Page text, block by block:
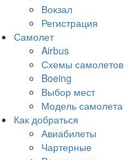
Вокзал
Регистрация
Самолет
Airbus
Схемы самолетов
Boeing
Выбор мест
Модель самолета
Как добраться
Авиабилеты
Чартерные